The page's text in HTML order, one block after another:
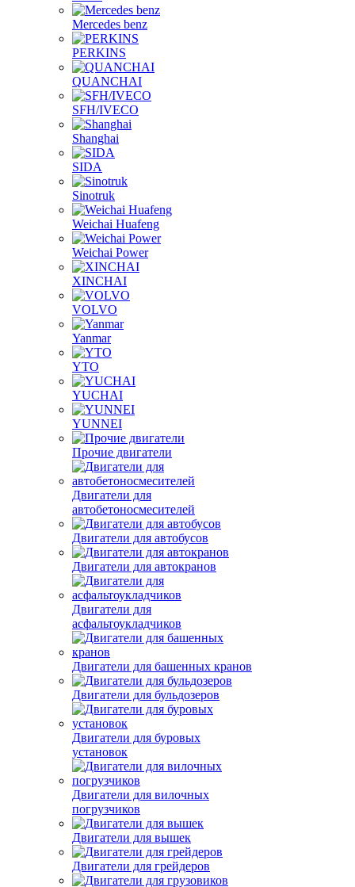
Mercedes benz
PERKINS
QUANCHAI
SFH/IVECO
Shanghai
SIDA
Sinotruk
Weichai Huafeng
Weichai Power
XINCHAI
VOLVO
Yanmar
YTO
YUCHAI
YUNNEI
Прочие двигатели
Двигатели для
автобетоносмесителей
Двигатели для автобусов
Двигатели для автокранов
Двигатели для
асфальтоукладчиков
Двигатели для башенных кранов
Двигатели для бульдозеров
Двигатели для буровых
установок
Двигатели для вилочных
погрузчиков
Двигатели для вышек
Двигатели для грейдеров